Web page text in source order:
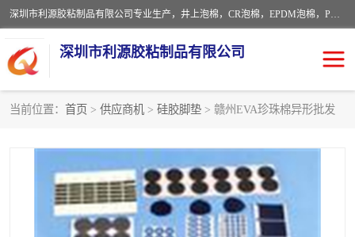
深圳市利源胶粘制品有限公司专业生产，井上泡棉，CR泡棉，EPDM泡棉，PORON泡棉厚度剖切，公差正负0.1mm，硅胶条，脚垫，异形一次成型，雕刻EVA海绵；包装材料:精密仪器、医疗器具、运输时缓冲、防震材料。建筑:住房装潢材料、房屋门窗密封；轻便、强韧性：轻便并且具有较强的韧性，良好的耐油性与耐溶剂性。隔热性：导热性低具有优越的保温性，具有的回弹性。
深圳市利源胶粘制品有限公司
当前位置： 首页 > 供应商机 > 硅胶脚垫 > 赣州EVA珍珠棉异形批发
PORON泡棉 防火海绵
EVA珍珠棉异形 硅胶脚垫